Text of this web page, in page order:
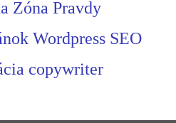
Zóna Pravdy
Wordpress SEO
copywriter